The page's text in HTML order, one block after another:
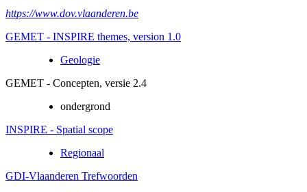
https://www.dov.vlaanderen.be
GEMET - INSPIRE themes, version 1.0
Geologie
GEMET - Concepten, versie 2.4
ondergrond
INSPIRE - Spatial scope
Regionaal
GDI-Vlaanderen Trefwoorden